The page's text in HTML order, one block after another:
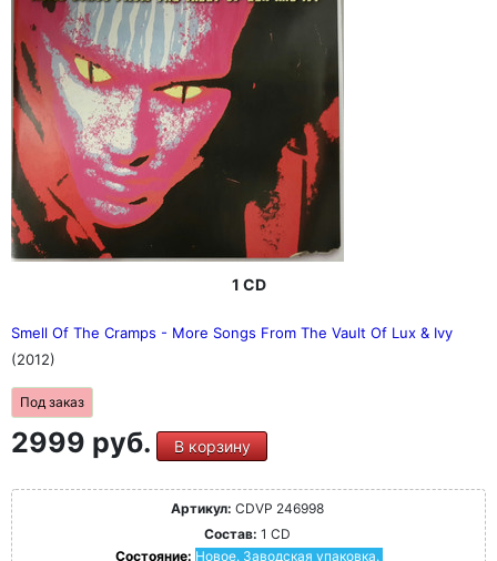
1 CD
Smell Of The Cramps - More Songs From The Vault Of Lux & Ivy
(2012)
Под заказ
2999 руб. В корзину
Артикул: CDVP 246998
Состав: 1 CD
Состояние: Новое. Заводская упаковка.